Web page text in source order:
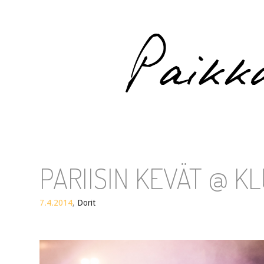
Paikka auringossa
PARIISIN KEVÄT @
7.4.2014, Dorit